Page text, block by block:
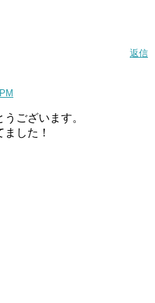
返信
ございます。
した！